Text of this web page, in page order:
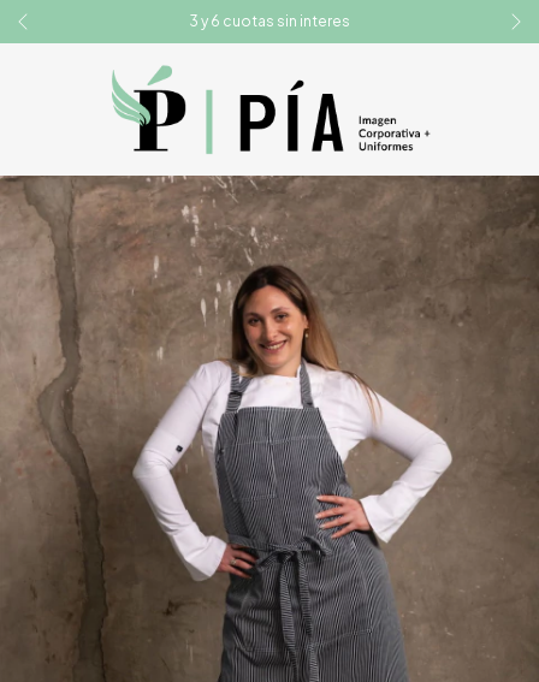
3 y 6 cuotas sin interes